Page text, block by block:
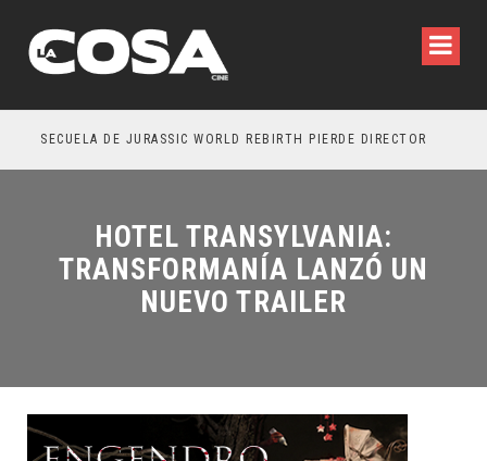
SECUELA DE JURASSIC WORLD REBIRTH PIERDE DIRECTOR
HOTEL TRANSYLVANIA:
TRANSFORMANÍA LANZÓ UN
NUEVO TRAILER